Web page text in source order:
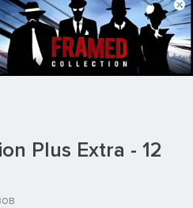
Plus Extra - 12